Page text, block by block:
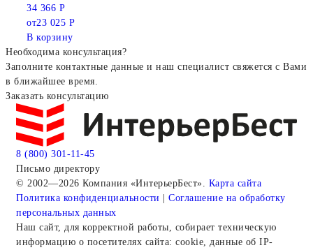
34 366 Р
от23 025 Р
В корзину
Необходима консультация?
Заполните контактные данные и наш специалист свяжется с Вами
в ближайшее время.
Заказать консультацию
8 (800) 301-11-45
Письмо директору
© 2002—2026 Компания «ИнтерьерБест». Карта сайта
Политика конфиденциальности | Соглашение на обработку
персональных данных
Наш сайт, для корректной работы, собирает техническую
информацию о посетителях сайта: cookie, данные об IP-